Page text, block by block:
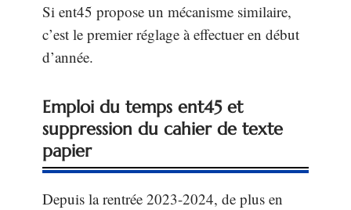
Si ent45 propose un mécanisme similaire,
c’est le premier réglage à effectuer en début
d’année.
Emploi du temps ent45 et
suppression du cahier de texte
papier
Depuis la rentrée 2023-2024, de plus en